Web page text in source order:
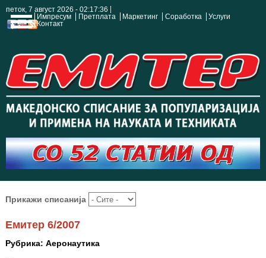
петок, 7 август 2026 - 02:17:36
Импресум
Претплата Маркетинг Соработка
Услуги
Контакт
Прикажи списанија
Емитер 6/2007
Рубрика: Аеронаутика